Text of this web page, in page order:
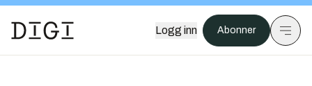
Logg inn Abonner